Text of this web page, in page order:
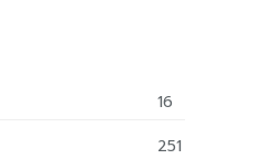
16
251